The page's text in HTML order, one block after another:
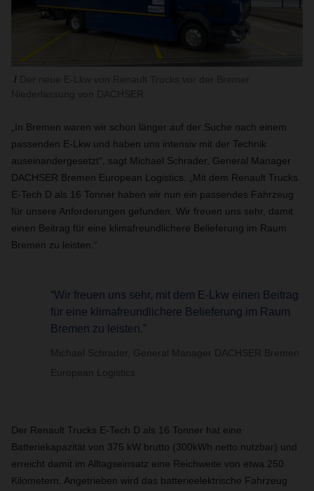
„In Bremen waren wir schon länger auf der Suche nach einem
passenden E-Lkw und haben uns intensiv mit der Technik
auseinandergesetzt“, sagt Michael Schrader, General Manager
DACHSER Bremen European Logistics. „Mit dem Renault Trucks
E-Tech D als 16 Tonner haben wir nun ein passendes Fahrzeug
für unsere Anforderungen gefunden. Wir freuen uns sehr, damit
einen Beitrag für eine klimafreundlichere Belieferung im Raum
Bremen zu leisten.“
“Wir freuen uns sehr, mit dem E-Lkw einen Beitrag
für eine klimafreundlichere Belieferung im Raum
Bremen zu leisten.”
Michael Schrader, General Manager DACHSER Bremen
European Logistics
Der Renault Trucks E-Tech D als 16 Tonner hat eine
Batteriekapazität von 375 kW brutto (300kWh netto nutzbar) und
erreicht damit im Alltagseinsatz eine Reichweite von etwa 250
Kilometern. Angetrieben wird das batterieelektrische Fahrzeug